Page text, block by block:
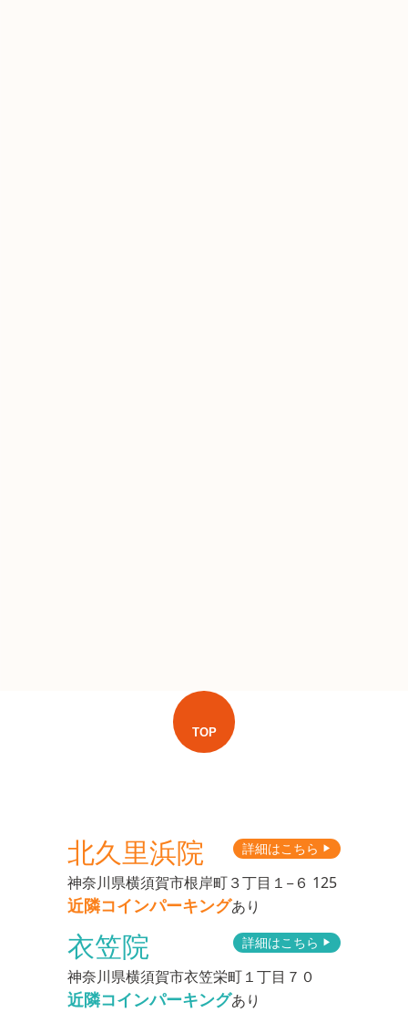
TOP
北久里浜院 詳細はこちら ▶︎
神奈川県横須賀市根岸町３丁目１−６ 125
近隣コインパーキングあり
衣笠院 詳細はこちら ▶︎
神奈川県横須賀市衣笠栄町１丁目７０
近隣コインパーキングあり